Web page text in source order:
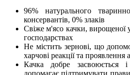
96% натурального
консервантів, 0% злаків
Свіже м'ясо качки,
господарствах
Не містить зернові, що
харчові реакції та проявлення
Качка добре